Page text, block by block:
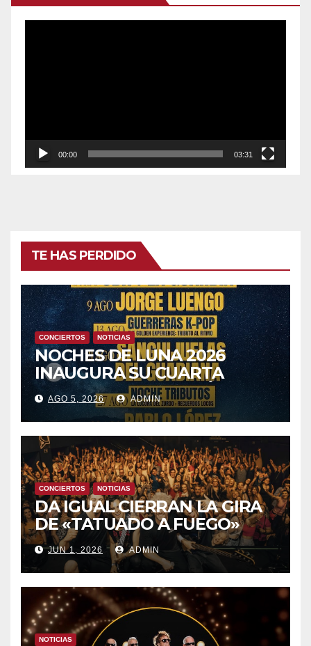
00:00 03:31
TE HAS PERDIDO
CONCIERTOS NOTICIAS
NOCHES DE LUNA 2026
INAUGURA SU CUARTA
TEMPORADA ESTE SÁBADO
8 CON OBK Y LA GUARDIA
AGO 5, 2026 ADMIN
CONCIERTOS NOTICIAS
DA IGUAL CIERRAN LA GIRA
DE «TATUADO A FUEGO»
CON UN LLENO EN LA SALA
DEL MOVISTAR ARENA DE
MADRID
JUN 1, 2026 ADMIN
NOTICIAS